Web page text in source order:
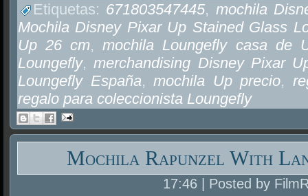
Etiquetas: 671803547445, mochila
Mochila Disney Pixar Up Stained Glass
Up 26 cm,mochila Loungefly casa de
Loungefly,merchandising Disney Pixar
Loungefly España,mochila Up precio,
regalo para coleccionista Loungefly
Mochila Rapunzel With
17:46 | Posted by